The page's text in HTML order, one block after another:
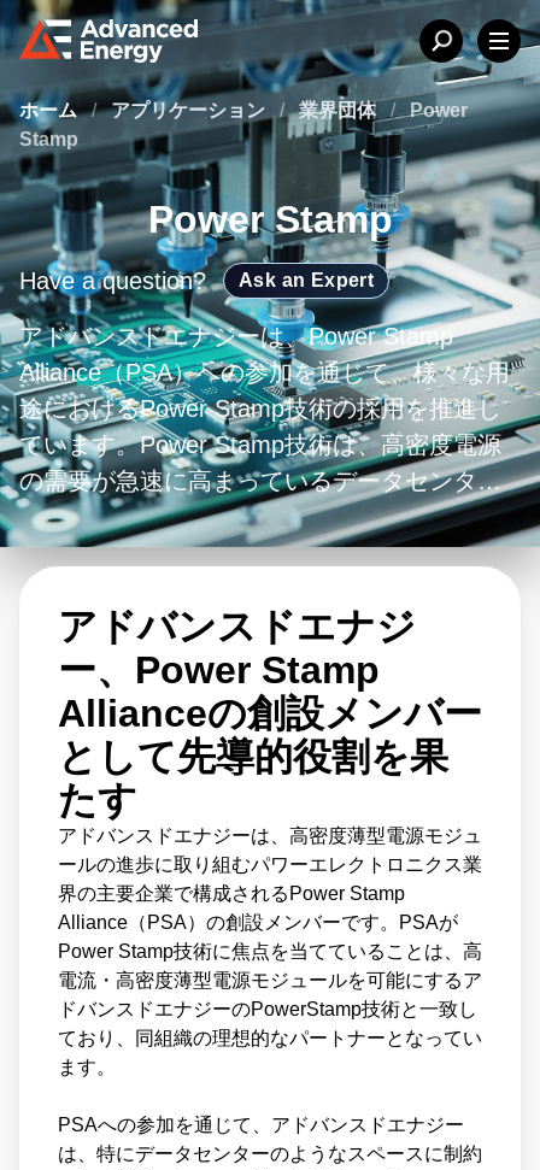
ホーム / アプリケーション / 業界団体 /
Power
Stamp
Power Stamp
Have a question? Ask an Expert
アドバンスドエナジーは、Power Stamp
Alliance（PSA）への参加を通じて、様々な用
途におけるPower Stamp技術の採用を推進し
ています。Power Stamp技術は、高密度電源
の需要が急速に高まっているデータセンター
など、スペースに制約のある用途に最適で
す。PSAは、Power Stamp技術の標準化とベ
ストプラクティスの開発に取り組んでおり、
企業がこの技術を採用しやすくし、その利点
を実現するのに役立っています。
PSAの創立メンバーであるアドバンスドエナ
ジーは、Power Stamp技術の開発と採用の最
前線にいます。電力変換と制御システムに関
する専門知識を持ち、技術革新と協力に取り
組んでいるアドバンスドエナジーはPSAにと
って理想的なパートナーです。アドバンスド
エナジーは、PSAやその他の業界団体との協
力を通じて、パワーエレクトロニクス技術の
未来を形成し、業界の技術革新を推進するこ
とに貢献しています。
Power Stamp Alliance
アドバンスドエナジ
ー、Power Stamp
Allianceの創設メンバー
として先導的役割を果
たす
アドバンスドエナジーは、高密度薄型電源モジュ
ールの進歩に取り組むパワーエレクトロニクス業
界の主要企業で構成されるPower Stamp
Alliance（PSA）の創設メンバーです。PSAが
Power Stamp技術に焦点を当てていることは、高
電流・高密度薄型電源モジュールを可能にするア
ドバンスドエナジーのPowerStamp技術と一致し
ており、同組織の理想的なパートナーとなってい
ます。
PSAへの参加を通じて、アドバンスドエナジー
は、特にデータセンターのようなスペースに制約